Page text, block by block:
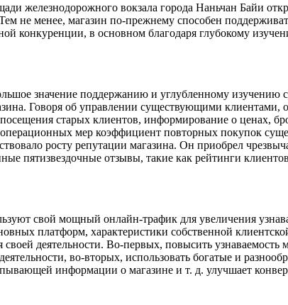
железнодорожного вокзала города Наньчан Байи
не менее, магазин по-прежнему способен
конкуренции, в основном благодаря глубокому
значение поддержанию и углубленному
Говоря об управлении существующими клиентами,
старых клиентов, информирование о ценах,
мер коэффициент повторных покупок
росту репутации магазина. Он приобрел
пятизвездочные отзывы, такие как рейтинги
свой мощный онлайн-трафик для увеличения
платформ, характеристики собственной
деятельности. Во-первых, повысить
во-вторых, использовать богатые и
информации о магазине и т. д. улучшает